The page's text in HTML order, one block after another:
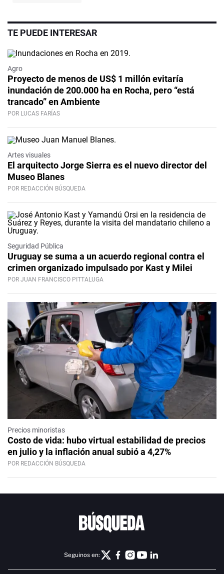
TE PUEDE INTERESAR
Agro
Proyecto de menos de US$ 1 millón evitaría
inundación de 200.000 ha en Rocha, pero “está
trancado” en Ambiente
POR LUCAS FARÍAS
Artes visuales
El arquitecto Jorge Sierra es el nuevo director del
Museo Blanes
POR REDACCIÓN BÚSQUEDA
Seguridad Pública
Uruguay se suma a un acuerdo regional contra el
crimen organizado impulsado por Kast y Milei
POR JUAN FRANCISCO PITTALUGA
Precios minoristas
Costo de vida: hubo virtual estabilidad de precios
en julio y la inflación anual subió a 4,27%
POR REDACCIÓN BÚSQUEDA
Seguinos en: